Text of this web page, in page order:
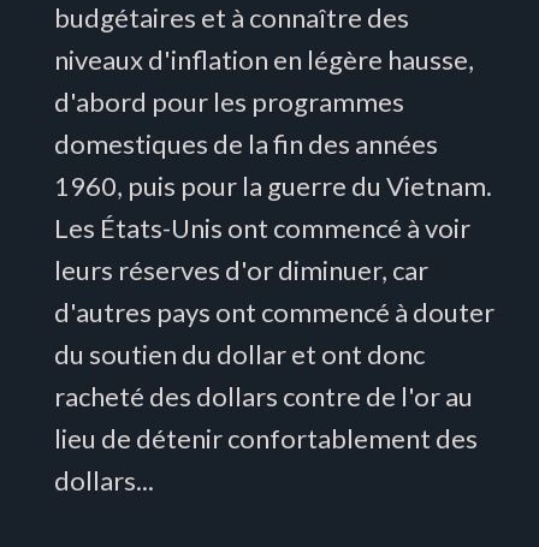
budgétaires et à connaître des
niveaux d'inflation en légère hausse,
d'abord pour les programmes
domestiques de la fin des années
1960, puis pour la guerre du Vietnam.
Les États-Unis ont commencé à voir
leurs réserves d'or diminuer, car
d'autres pays ont commencé à douter
du soutien du dollar et ont donc
racheté des dollars contre de l'or au
lieu de détenir confortablement des
dollars...